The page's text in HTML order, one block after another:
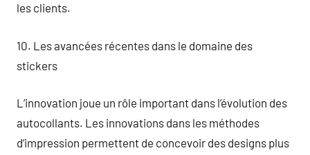
les clients.
10. Les avancées récentes dans le domaine des
stickers
L’innovation joue un rôle important dans l’évolution des
autocollants. Les innovations dans les méthodes
d’impression permettent de concevoir des designs plus